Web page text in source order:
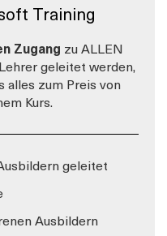
Training
Zugang zu ALLEN
geleitet werden,
alles zum Preis von
Kurs.
geleitet
Ausbildern